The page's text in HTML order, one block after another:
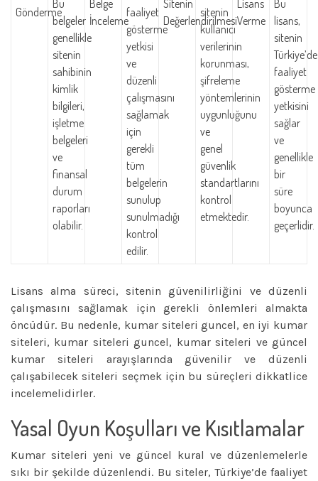
Gönderme
Bu
belgeler
genellikle
sitenin
sahibinin
kimlik
bilgileri,
işletme
belgeleri
ve
finansal
durum
raporları
olabilir.
Belge
İnceleme
faaliyet
gösterme
yetkisi
ve
düzenli
çalışmasını
sağlamak
için
gerekli
tüm
belgelerin
sunulup
sunulmadığı
kontrol
edilir.
Sitenin
Değerlendirilmesi
sitenin
kullanıcı
verilerinin
korunması,
şifreleme
yöntemlerinin
uygunluğunu
ve
genel
güvenlik
standartlarını
kontrol
etmektedir.
Lisans
Verme
Bu
lisans,
sitenin
Türkiye’de
faaliyet
gösterme
yetkisini
sağlar
ve
genellikle
bir
süre
boyunca
geçerlidir.
Lisans alma süreci, sitenin güvenilirliğini ve düzenli
çalışmasını sağlamak için gerekli önlemleri almakta
öncüdür. Bu nedenle, kumar siteleri guncel, en iyi kumar
siteleri, kumar siteleri guncel, kumar siteleri ve güncel
kumar siteleri arayışlarında güvenilir ve düzenli
çalışabilecek siteleri seçmek için bu süreçleri dikkatlice
incelemelidirler.
Yasal Oyun Koşulları ve Kısıtlamalar
Kumar siteleri yeni ve güncel kural ve düzenlemelerle
sıkı bir şekilde düzenlendi. Bu siteler, Türkiye’de faaliyet